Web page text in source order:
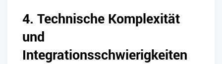
4. Technische Komplexität
und
Integrationsschwierigkeiten